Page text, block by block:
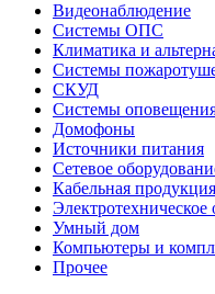
Видеонаблюдение
Системы ОПС
Климатика и
Системы
СКУД
Системы
Домофоны
Источники питания
Сетевое
Кабельная продукция
Электротехническое
Умный дом
Компьютеры и
Прочее